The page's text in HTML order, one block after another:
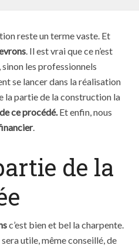
reste un terme vaste. Et
. Il est vrai que ce n’est
les professionnels
se lancer dans la réalisation
la partie de la construction la
ce procédé.Et enfin, nous
.
de la
c’est bien et bel la charpente.
utile, même conseillé, de